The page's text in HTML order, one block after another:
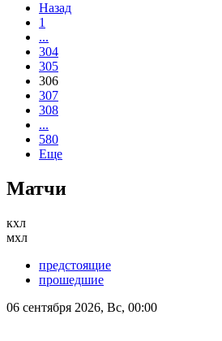
Назад
1
...
304
305
306
307
308
...
580
Еще
Матчи
кхл
мхл
предстоящие
прошедшие
06 сентября 2026, Вс, 00:00